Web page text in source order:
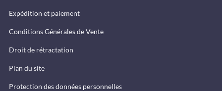
Expédition et paiement
Conditions Générales de Vente
Droit de rétractation
Plan du site
Protection des données personnelles